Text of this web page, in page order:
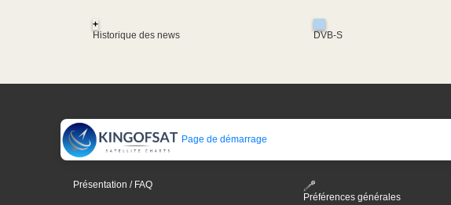
+
Historique des news
DVB-S
Page de démarrage
Présentation / FAQ
Préférences générales